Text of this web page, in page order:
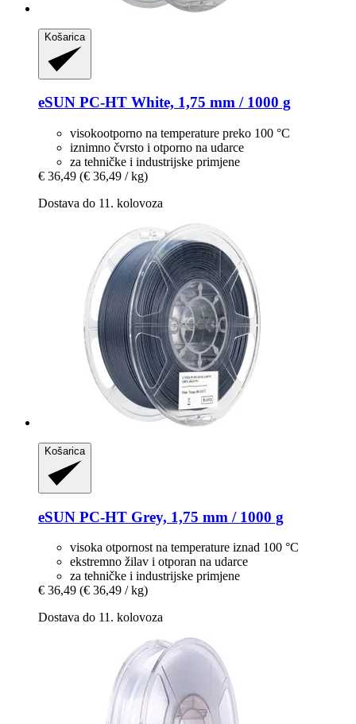
Košarica
eSUN PC-​HT White, 1,75 mm / 1000 g
visokootporno na temperature preko 100 °C
iznimno čvrsto i otporno na udarce
za tehničke i industrijske primjene
€ 36,49 (€ 36,49 / kg)
Dostava do 11. kolovoza
Košarica
eSUN PC-​HT Grey, 1,75 mm / 1000 g
visoka otpornost na temperature iznad 100 °C
ekstremno žilav i otporan na udarce
za tehničke i industrijske primjene
€ 36,49 (€ 36,49 / kg)
Dostava do 11. kolovoza